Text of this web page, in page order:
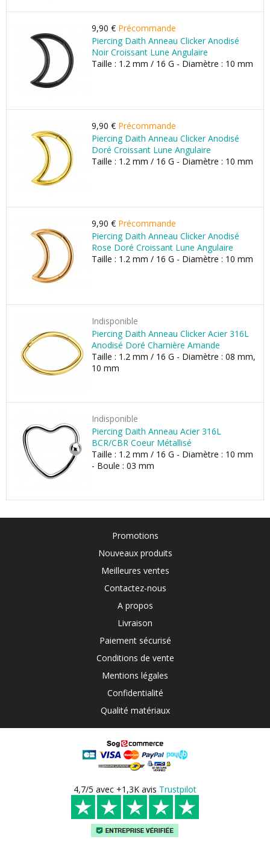
9,90 € Précommande
Piercing Daith Anneau Clicker Anodisé
Noir Croissant Lune Angulaire
Taille : 1.2 mm / 16 G - Diamètre : 10 mm
9,90 € Précommande
Piercing Daith Anneau Clicker Anodisé
Doré Croissant Lune Angulaire
Taille : 1.2 mm / 16 G - Diamètre : 10 mm
9,90 € Précommande
Piercing Daith Anneau Clicker Anodisé
Rose Doré Croissant Lune Angulaire
Taille : 1.2 mm / 16 G - Diamètre : 10 mm
Indisponible
Piercing Daith Anneau Clicker Acier 316L
Anodisé Doré Charnière Amande
Taille : 1.2 mm / 16 G - Diamètre : 08 mm,
10 mm
Indisponible
Piercing Daith Anneau Acier 316L
BCR/CBR Coeur Métallisé
Taille : 1.2 mm / 16 G - Diamètre : 10 mm
- Boule : 03 mm
Promotions
Nouveaux produits
Meilleures ventes
Contactez-nous
A propos
Livraison
Paiement sécurisé
Conditions de vente
Mentions légales
Confidentialité
Qualité matériaux
4,7/5 avec +1,3K avis Trustpilot